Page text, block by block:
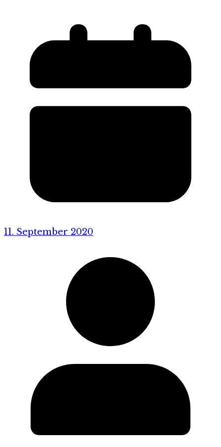
11. September 2020